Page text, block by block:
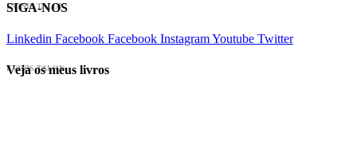
EVINIS TALON
SIGA-NOS
Linkedin Facebook Facebook InstagramYoutube Twitter
EVINIS TALON
Veja os meus livros